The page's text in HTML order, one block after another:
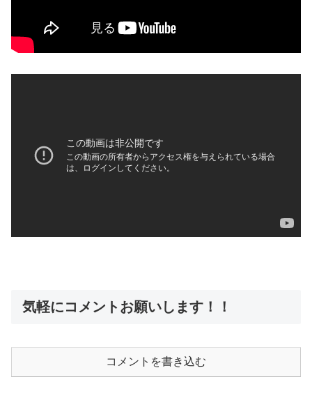
気軽にコメントお願いします！！
コメントを書き込む